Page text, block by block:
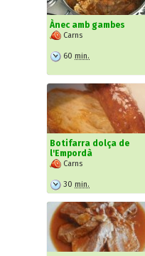
Ànec amb gambes
Carns
60 min.
Botifarra dolça de
l'Empordà
Carns
30 min.